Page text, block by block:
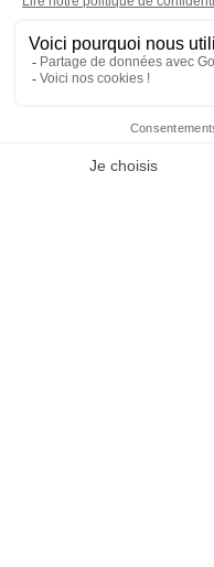
Chien
Croquettes personnalisées
pour chien
Éducation chien